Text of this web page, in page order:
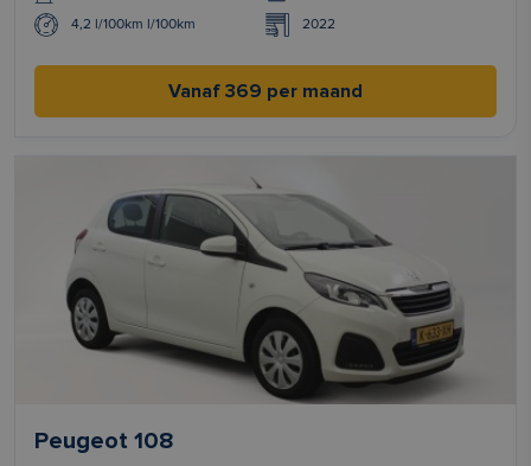
4,2 l/100km l/100km 2022
Vanaf 369 per maand
Peugeot 108